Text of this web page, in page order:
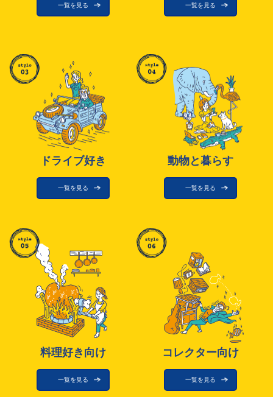
一覧を見る 一覧を見る
ドライブ好き
一覧を見る
動物と暮らす
一覧を見る
料理好き向け
一覧を見る
コレクター向け
一覧を見る